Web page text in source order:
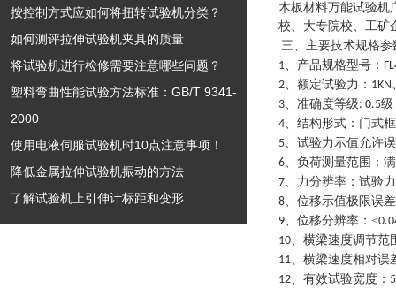
按控制方式应如何将扭转试验机分类？
如何测评拉伸试验机夹具的质量
将试验机进行检修需要注意哪些问题？
塑料弯曲性能试验方法标准：GB/T 9341-
2000
使用电液伺服试验机时10点注意事项！
降低金属拉伸试验机振动的方法
了解试验机上引伸计标距和变形
木板材料万能试验机
校、大专院校、工矿
三、主要技术规格参
1、产品规格型号：
2、额定试验力： 1KN
3、准确度等级: 0.5级
4、结构形式：门式
5、试验力示值允许
6、负荷测量范围：
7、力分辨率：试验
8、位移示值极限误
9、位移分辨率：≤
10、横梁速度调节范
11、横梁速度相对误
12、有效试验宽度：